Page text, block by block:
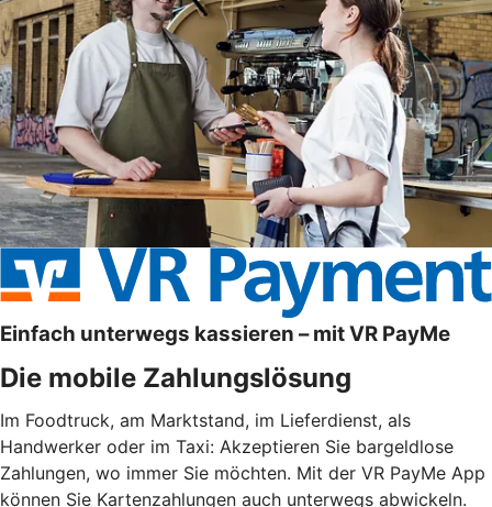
Einfach unterwegs kassieren – mit VR PayMe
Die mobile Zahlungslösung
Im Foodtruck, am Marktstand, im Lieferdienst, als
Handwerker oder im Taxi: Akzeptieren Sie bargeldlose
Zahlungen, wo immer Sie möchten. Mit der VR PayMe App
können Sie Kartenzahlungen auch unterwegs abwickeln.